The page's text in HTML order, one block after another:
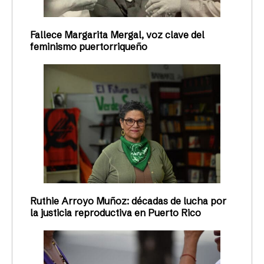
Fallece Margarita Mergal, voz clave del
feminismo puertorriqueño
Ruthie Arroyo Muñoz: décadas de lucha por
la justicia reproductiva en Puerto Rico